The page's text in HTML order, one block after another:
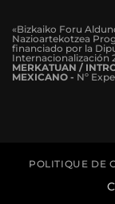
«Bizkaiko Foru
Nazioartekotzea
financiado por la
Internacionalización
MERKATUAN /
MEXICANO - Nº
POLITIQUE DE